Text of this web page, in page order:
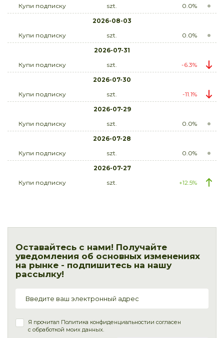
Купи подписку
szt.
0.0%
2026-08-03
Купи подписку
szt.
0.0%
2026-07-31
Купи подписку
szt.
-6.3%
2026-07-30
Купи подписку
szt.
-11.1%
2026-07-29
Купи подписку
szt.
0.0%
2026-07-28
Купи подписку
szt.
0.0%
2026-07-27
Купи подписку
szt. +12.5%
Оставайтесь с нами! Получайте
уведомления об основных изменениях
на рынке - подпишитесь на нашу
рассылку!
Я прочитал Политика конфиденциальностии согласен
с обработкой моих данных.